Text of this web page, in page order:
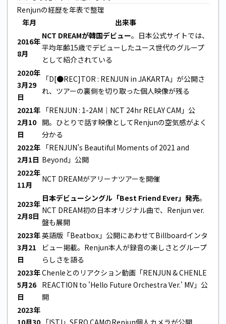
Renjunの経歴を年表で整理
年月
出来事
2016年
8月
NCT DREAMが韓国デビュー。日本公式サイトでは、
平均年齢15歳でデビューしたユース世代のグループ
として紹介されている
2020年
3月29
日
「D[●REC]TOR : RENJUN in JAKARTA」が公開さ
れ、ツアーの裏側を切り取った個人映像が残る
2021年
2月10
日
「RENJUN : 1-2AM｜NCT 24hr RELAY CAM」公
開。ひとりで話す映像としてRenjunの空気感がよく
分かる
2022年
2月1日
「RENJUN’s Beautiful Moments of 2021 and
Beyond」公開
2022年
11月
NCT DREAMがアリーナツアーを開催
2023年
2月8日
日本デビューシングル「Best Friend Ever」発売。
NCT DREAM初の日本オリジナル曲で、Renjun ver.
盤も展開
2023年
3月21
日
英語版「Beatbox」公開にあわせてBillboardインタ
ビュー掲載。Renjun本人が録音の楽しさとグループ
らしさを語る
2023年
5月26
日
Chenleとのリアクション動画「RENJUN & CHENLE
REACTION to 'Hello Future Orchestra Ver.' MV」公
開
2023年
10月30 「ISTJ」SERO CAMのRenjun個人カメラが公開